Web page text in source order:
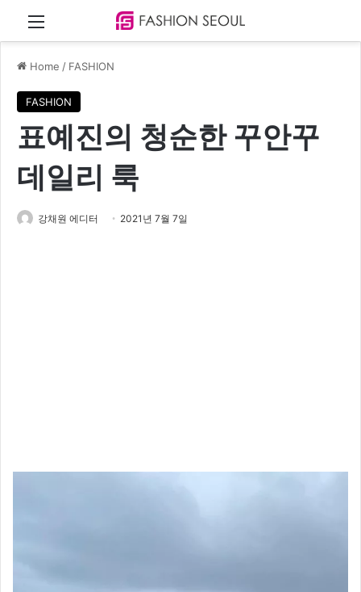
Menu
Home / FASHION
FASHION
표예진의 청순한 꾸안꾸
데일리 룩
강채원 에디터 2021년 7월 7일